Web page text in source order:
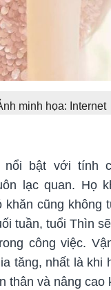
minh họa: Internet
nổi bật với tính
lạc quan. Họ
khăn cũng không
tuần, tuổi Thìn
công việc.
tăng, nhất là khi
thân và nâng cao